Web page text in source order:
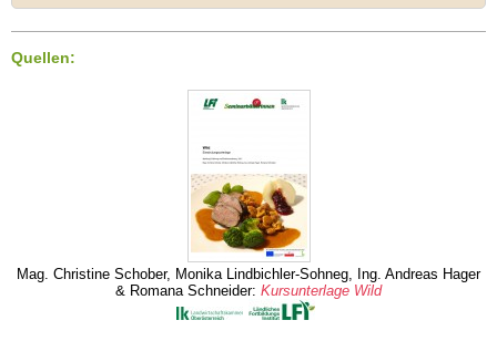
Quellen:
Mag. Christine Schober, Monika Lindbichler-Sohneg, Ing. Andreas Hager
& Romana Schneider: Kursunterlage Wild